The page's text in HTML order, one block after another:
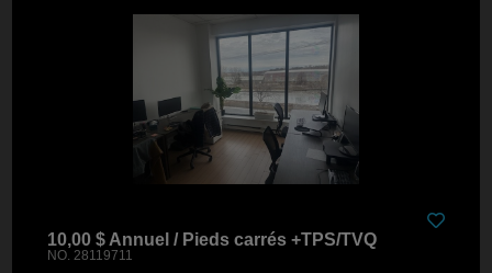
10,00 $ Annuel / Pieds carrés +TPS/TVQ
NO. 28119711